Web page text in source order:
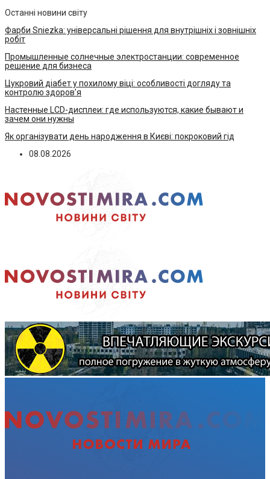
Останні новини світу
Фарби Sniezka: універсальні рішення для внутрішніх і зовнішніх
робіт
Промышленные солнечные электростанции: современное
решение для бизнеса
Цукровий діабет у похилому віці: особливості догляду та
контролю здоров’я
Настенные LCD-дисплеи: где используются, какие бывают и
зачем они нужны
Як організувати день народження в Києві: покроковий гід
08.08.2026